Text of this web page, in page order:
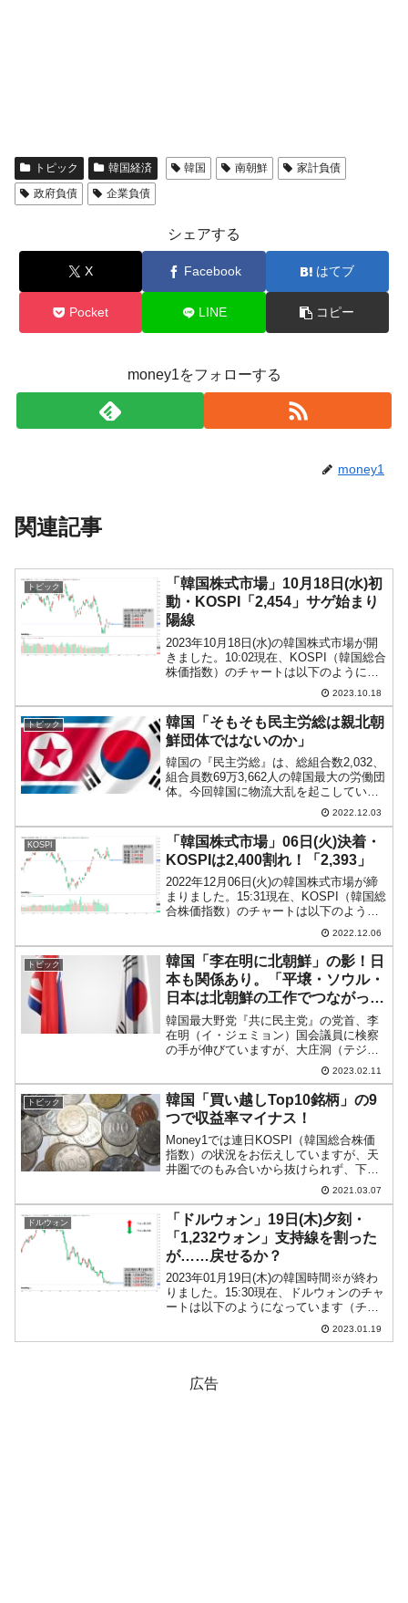
トピック 韓国経済 韓国 南朝鮮
家計負債
政府負債
企業負債
シェアする
X Facebook はてブ
Pocket LINE コピー
money1をフォローする
money1
関連記事
トピック
「韓国株式市場」10月18日(水)初
動・KOSPI「2,454」サゲ始まり
陽線
2023年10月18日(水)の韓国株式市場が開
きました。10:02現在、KOSPI（韓国総合
株価指数）のチャートは以下のようにな
『Investing.com』より引用）。ちょいサ
ゲて始まりましたが、現在のところ陽
線。K...
2023.10.18
トピック
韓国「そもそも民主労総は親北朝
鮮団体ではないのか」
韓国の『民主労総』は、総組合数2,032、
組合員数69万3,662人の韓国最大の労働団
体。今回韓国に物流大乱を起こしている
『民主労総公共運輸労組貨物連帯本部』
（貨物連帯）は『民主労総』に加盟して
います。『現代自動車労組』、『全国教
職員労働組...
2022.12.03
KOSPI
「韓国株式市場」06日(火)決着・
KOSPIは2,400割れ！「2,393」
2022年12月06日(火)の韓国株式市場が締
まりました。15:31現在、KOSPI（韓国総
合株価指数）のチャートは以下のように
『Investing.com』より引用）。
「2,400」を割りました！ KOSPIは「2...
2022.12.06
トピック
韓国「李在明に北朝鮮」の影！日
本も関係あり。「平壌・ソウル・
日本は北朝鮮の工作でつながって
いるんだ」
韓国最大野党『共に民主党』の党首、李
在明（イ・ジェミョン）国会議員に検察
の手が伸びていますが、大庄洞（テジャ
ンドン）疑惑などお金関係だけでは話が
済まなくなってきました。李在明の影に
暗躍する北朝鮮先にご紹介したとおり、
李在明（イ・ジェミョン）...
2023.02.11
トピック
韓国「買い越しTop10銘柄」の9
つで収益率マイナス！
Money1では連日KOSPI（韓国総合株価
指数）の状況をお伝えしていますが、天
井圏でのもみ合いから抜けられず、下落
傾向にあります。↑2021年03月05日(金)終
了時点での日足チャート（チャートは
『Investing.com』より引用）そ...
2021.03.07
ドルウォン
「ドルウォン」19日(木)夕刻・
「1,232ウォン」支持線を割った
が……戻せるか？
2023年01月19日(木)の韓国時間※が終わ
りました。15:30現在、ドルウォンのチャ
ートは以下のようになっています（チャ
ートは『Investing.com』より引用）。現
在のところ支持線を抜いて下落してま
2023.01.19
広告